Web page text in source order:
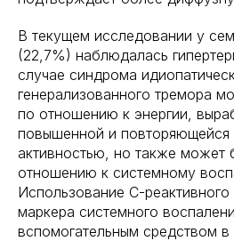
В текущем исследовании у
(22,7%) наблюдалась
случае синдрома
генерализованного тремора
по отношению к энергии,
повышенной и
активностью, но также может
отношению к системному
Использование C-реактивного
маркера системного
вспомогательным средством в